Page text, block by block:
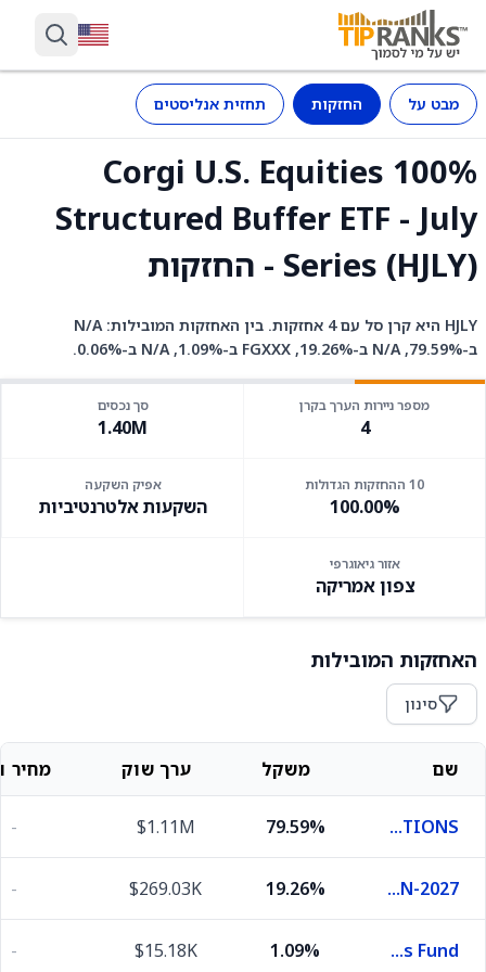
מבט על החזקות תחזית אנליסטים
Corgi U.S. Equities 100%
Structured Buffer ETF - July
Series (HJLY) - החזקות
HJLY היא קרן סל עם 4 אחזקות. בין האחזקות המובילות: N/A
ב-79.59%, N/A ב-19.26%, FGXXX ב-1.09%, N/A ב-0.06%.
מספר ניירות הערך בקרן
4
סך נכסים
1.40M
10 ההחזקות הגדולות
100.00%
אפיק השקעה
השקעות אלטרנטיביות
אזור גיאוגרפי
צפון אמריקה
האחזקות המובילות
סינון
שם משקל ערך שוק מחיר
OPTIONS
79.59%
$1.11M
-
United States Treasury Notes 3.25% 30-JUN-2027
19.26%
$269.03K
-
First American Funds Inc X Government Obligations Fund
1.09%
$15.18K
-